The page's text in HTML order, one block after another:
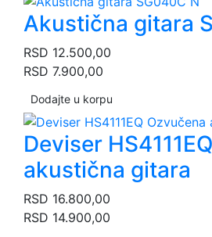
Akustična gitara
RSD 12.500,00
RSD 7.900,00
Dodajte u korpu
Deviser
akustična gitara
RSD 16.800,00
RSD 14.900,00